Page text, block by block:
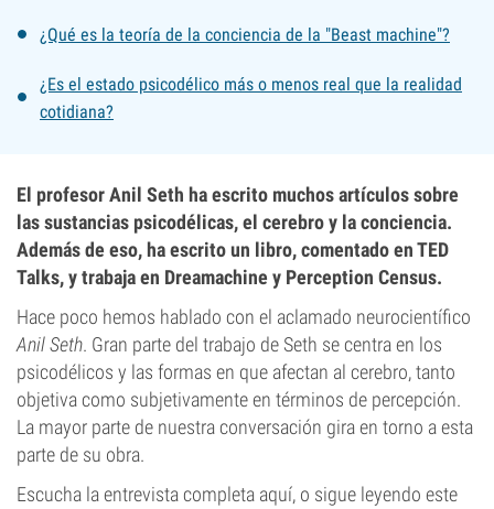
¿Qué es la teoría de la conciencia de la "Beast machine"?
¿Es el estado psicodélico más o menos real que la realidad
cotidiana?
El profesor Anil Seth ha escrito muchos artículos sobre
las sustancias psicodélicas, el cerebro y la conciencia.
Además de eso, ha escrito un libro, comentado en TED
Talks, y trabaja en Dreamachine y Perception Census.
Hace poco hemos hablado con el aclamado neurocientífico
Anil Seth. Gran parte del trabajo de Seth se centra en los
psicodélicos y las formas en que afectan al cerebro, tanto
objetiva como subjetivamente en términos de percepción.
La mayor parte de nuestra conversación gira en torno a esta
parte de su obra.
Escucha la entrevista completa aquí, o sigue leyendo este